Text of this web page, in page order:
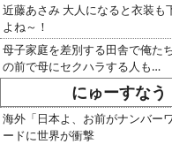
近藤あさみ 大人になると衣装
よね～！
母子家庭を差別する田舎で俺た
の前で母にセクハラする人も…
にゅーすな
海外「日本よ、お前がナンバー
ードに世界が衝撃